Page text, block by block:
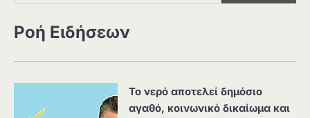
Ροή Ειδήσεων
Το νερό αποτελεί δημόσιο
αγαθό, κοινωνικό δικαίωμα και